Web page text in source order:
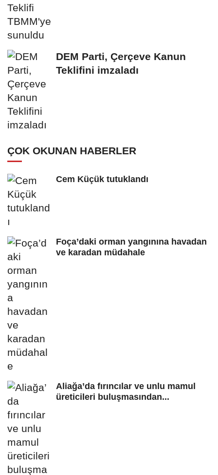
DEM Parti, Çerçeve Kanun
Teklifini imzaladı
ÇOK OKUNAN HABERLER
Cem Küçük tutuklandı
Foça’daki orman yangınına havadan
ve karadan müdahale
Aliağa’da fırıncılar ve unlu mamul
üreticileri buluşmasından...